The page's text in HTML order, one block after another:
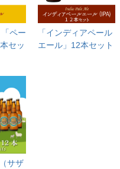
ペー
セッ
「インディアペール
エール」12本セット
サザ